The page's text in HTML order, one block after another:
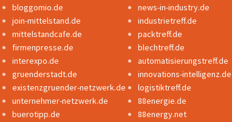
bloggomio.de
join-mittelstand.de
mittelstandcafe.de
firmenpresse.de
interexpo.de
gruenderstadt.de
existenzgruender-netzwerk.de
unternehmer-netzwerk.de
buerotipp.de
news-in-industry.de
industrietreff.de
packtreff.de
blechtreff.de
automatisierungstreff.de
innovations-intelligenz.de
logistiktreff.de
88energie.de
88energy.net